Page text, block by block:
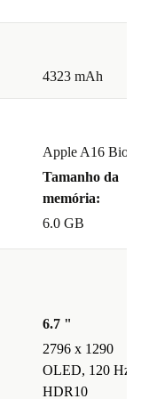
de 48 MP com
iPhone 15 Pro
novo
4323 mAh
Apple A16
Tamanho da
memória:
6.0 GB
6.7 "
2796 x 1290
OLED, 120 Hz,
HDR10